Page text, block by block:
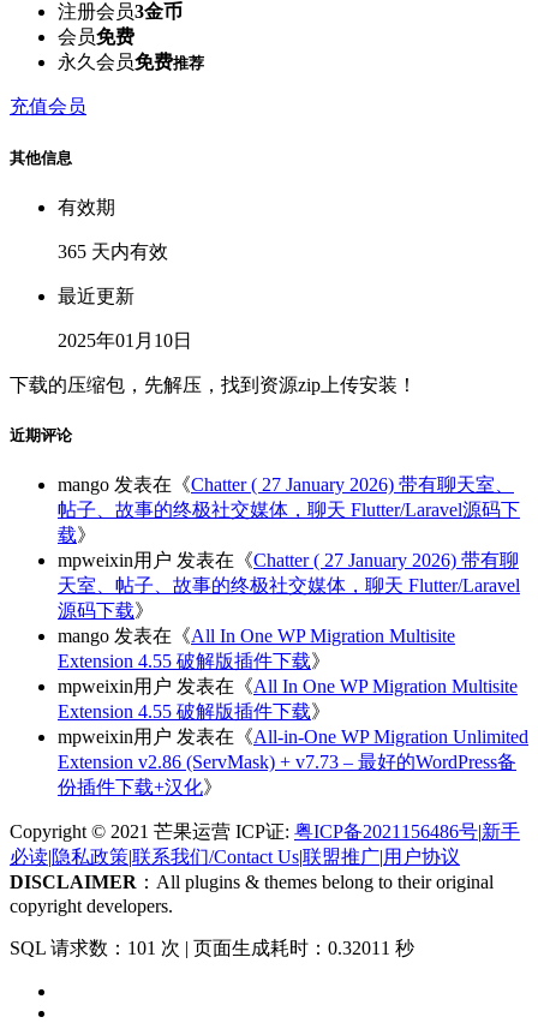
注册会员3金币
会员免费
永久会员免费推荐
充值会员
其他信息
有效期
365 天内有效
最近更新
2025年01月10日
下载的压缩包，先解压，找到资源zip上传安装！
近期评论
mango 发表在《Chatter ( 27 January 2026) 带有聊天室、
帖子、故事的终极社交媒体，聊天 Flutter/Laravel源码下
载》
mpweixin用户 发表在《Chatter ( 27 January 2026) 带有聊
天室、帖子、故事的终极社交媒体，聊天 Flutter/Laravel
源码下载》
mango 发表在《All In One WP Migration Multisite
Extension 4.55 破解版插件下载》
mpweixin用户 发表在《All In One WP Migration Multisite
Extension 4.55 破解版插件下载》
mpweixin用户 发表在《All-in-One WP Migration Unlimited
Extension v2.86 (ServMask) + v7.73 – 最好的WordPress备
份插件下载+汉化》
Copyright © 2021 芒果运营 ICP证: 粤ICP备2021156486号|新手
必读|隐私政策|联系我们/Contact Us|联盟推广|用户协议
DISCLAIMER ：All plugins & themes belong to their original
copyright developers.
SQL 请求数：101 次 | 页面生成耗时：0.32011 秒